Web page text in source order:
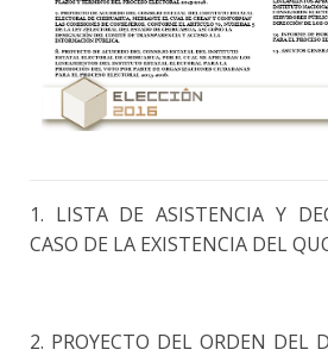
1. LISTA DE ASISTENCIA Y
CASO DE LA EXISTENCIA DEL
2. PROYECTO DEL ORDEN DEL